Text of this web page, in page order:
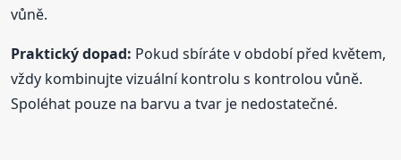
vůně.
Praktický dopad: Pokud sbíráte v období před květem,
vždy kombinujte vizuální kontrolu s kontrolou vůně.
Spoléhat pouze na barvu a tvar je nedostatečné.